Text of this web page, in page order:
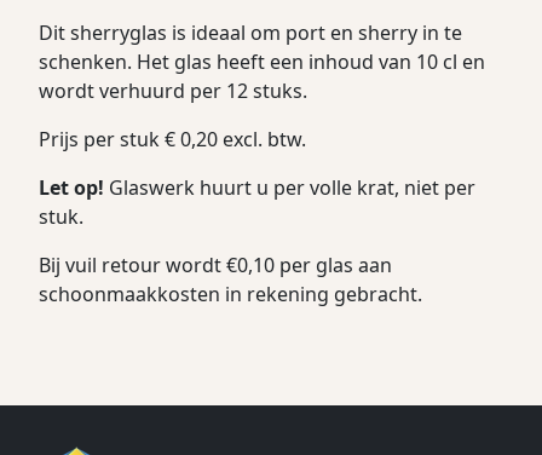
Dit sherryglas is ideaal om port en sherry in te
schenken. Het glas heeft een inhoud van 10 cl en
wordt verhuurd per 12 stuks.
Prijs per stuk € 0,20 excl. btw.
Let op! Glaswerk huurt u per volle krat, niet per
stuk.
Bij vuil retour wordt €0,10 per glas aan
schoonmaakkosten in rekening gebracht.